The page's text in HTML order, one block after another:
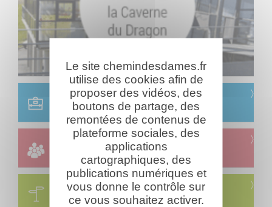
Scolaire
Réservation & informations
Groupes
Réservation & informations
Circuits
Visites & parcours thématiques
Le site chemindesdames.fr
utilise des cookies afin de
proposer des vidéos, des
boutons de partage, des
remontées de contenus de
plateforme sociales, des
applications
cartographiques, des
publications numériques et
vous donne le contrôle sur
ce vous souhaitez activer.